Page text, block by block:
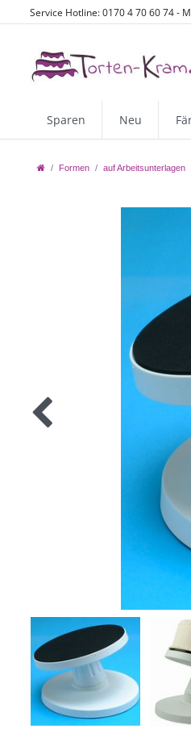
Service Hotline: 0170 4 70 60 74 -
Sparen Neu
Formen auf Arbeitsunterlagen